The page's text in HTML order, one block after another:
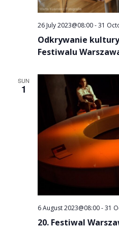
26 July 2023@08:00-31
Odkrywanie
Festiwalu
SUN
1
6 August 2023@08:00-31
20. Festiwal